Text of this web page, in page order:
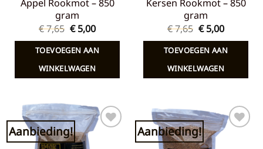
Appel Rookmot – 850
gram
€7,65 Oorspronkelijke
prijs
was:
€ 7,65.
€5,00Huidige
is:
€ 5,00.
TOEVOEGEN AAN
WINKELWAGEN
Kersen Rookmot – 850
gram
€7,65
prijs
was:
€ 7,65.
€5,00Huidige
is:
€ 5,00.
TOEVOEGEN AAN
WINKELWAGEN
Aanbieding! Toevoegen
Aanbieding! Toevoegen